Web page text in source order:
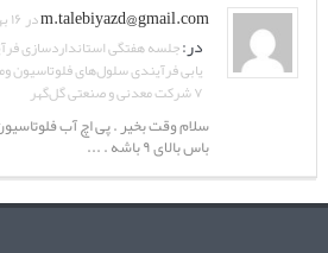
m.talebiyazd@gmail.comدر ۱۶ بهمن
در:جلسه هفتگی استانداردسازی
۷ شرکت معدنی و صنعتی گل‌گهر
سلام وقت بخیر . پی اچ آب
باس بالای ۹ باشه . ...